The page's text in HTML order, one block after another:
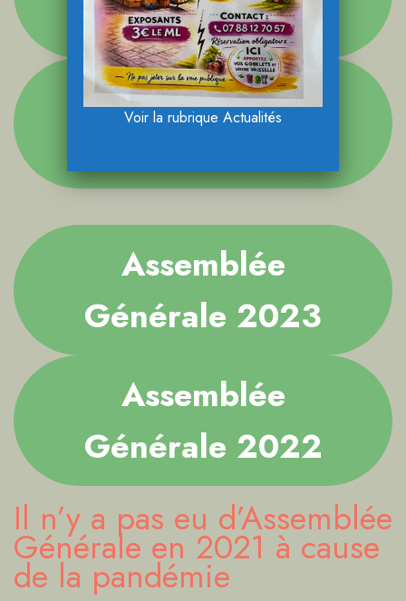
Générale 2025
Assemblée
Assemblée
Générale 2023
Assemblée
Générale 2022
Il n’y a pas eu d’Assemblée
Générale en 2021 à cause
de la pandémie
Voir la rubrique Actualités